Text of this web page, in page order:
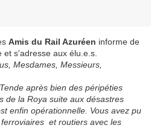
Amis du Rail Azuréen informe de
s'adresse aux élu.e.s.
Mesdames, Messieurs,
après bien des péripéties
de la Roya suite aux désastres
enfin opérationnelle. Vous avez pu
et routiers avec les